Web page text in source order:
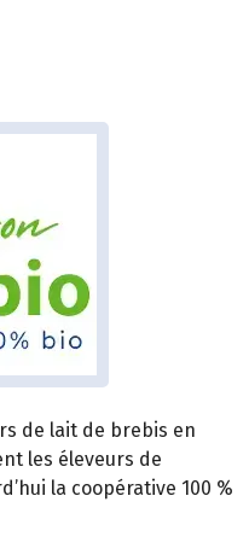
de lait de brebis en
les éleveurs de
la coopérative 100 %